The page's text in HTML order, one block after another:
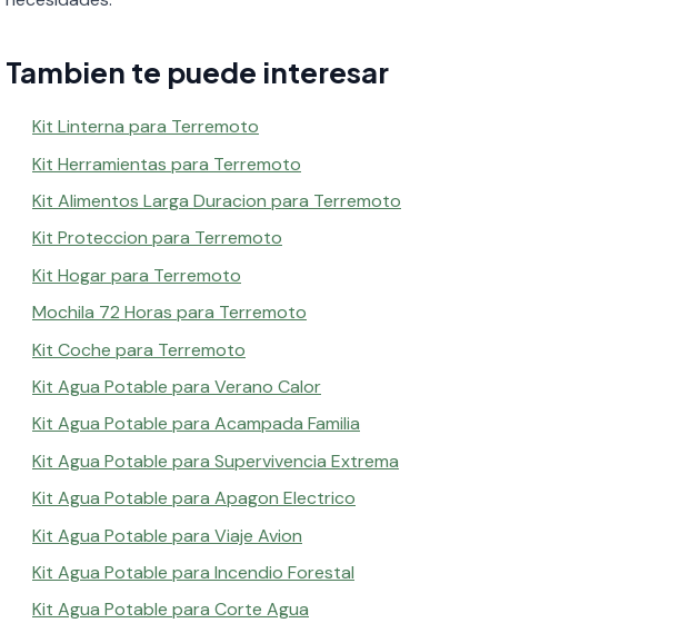
Tambien te puede interesar
Kit Linterna para Terremoto
Kit Herramientas para Terremoto
Kit Alimentos Larga Duracion para Terremoto
Kit Proteccion para Terremoto
Kit Hogar para Terremoto
Mochila 72 Horas para Terremoto
Kit Coche para Terremoto
Kit Agua Potable para Verano Calor
Kit Agua Potable para Acampada Familia
Kit Agua Potable para Supervivencia Extrema
Kit Agua Potable para Apagon Electrico
Kit Agua Potable para Viaje Avion
Kit Agua Potable para Incendio Forestal
Kit Agua Potable para Corte Agua